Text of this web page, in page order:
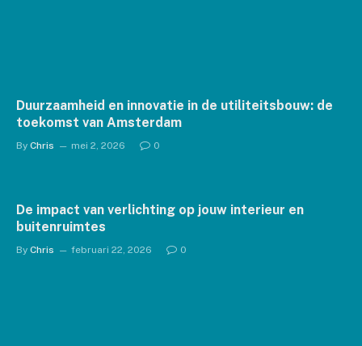
Duurzaamheid en innovatie in de utiliteitsbouw: de
toekomst van Amsterdam
By Chris mei 2, 2026 0
De impact van verlichting op jouw interieur en
buitenruimtes
By Chris februari 22, 2026 0